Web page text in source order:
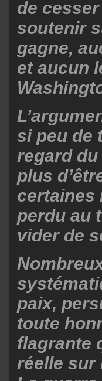
de
soutenir
gagne,
et aucun
si peu de
regard
plus
certaines
perdu au
vider de
paix,
toute
flagrante
réelle sur